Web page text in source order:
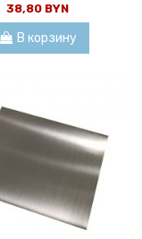
38,80 BYN
В корзину